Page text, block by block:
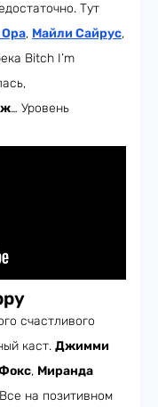
Тут
Ора, Майли Сайрус,
Bitch I’m
… Уровень
счастливого
каст. Джимми
, Миранда
на позитивном